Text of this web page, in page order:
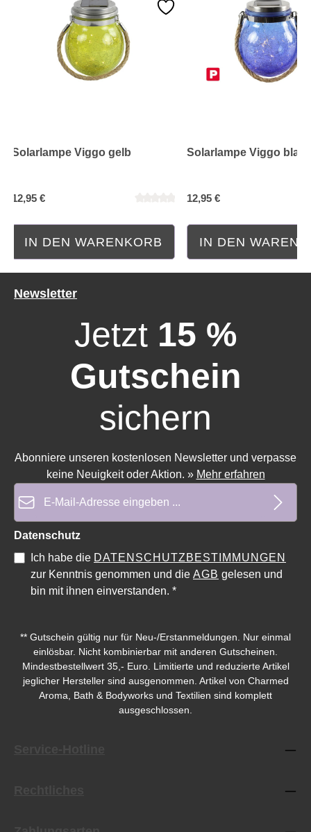
Solarlampe Viggo gelb
12,95 €
Durchschnittliche Bewertung von 0 von 5 Sternen
IN DEN WARENKORB
Solarlampe Viggo blau
12,95 €
Durchschnittliche
IN DEN
Newsletter
Jetzt 15 %
Gutschein
sichern
Abonniere unseren kostenlosen Newsletter und verpasse
keine Neuigkeit oder Aktion. » Mehr erfahren
Datenschutz
Ich habe die DATENSCHUTZBESTIMMUNGEN
zur Kenntnis genommen und die AGB gelesen und
bin mit ihnen einverstanden. *
** Gutschein gültig nur für Neu-/Erstanmeldungen. Nur einmal
einlösbar. Nicht kombinierbar mit anderen Gutscheinen.
Mindestbestellwert 35,- Euro. Limitierte und reduzierte Artikel
jeglicher Hersteller sind ausgenommen. Artikel von Charmed
Aroma, Bath & Bodyworks und Textilien sind komplett
ausgeschlossen.